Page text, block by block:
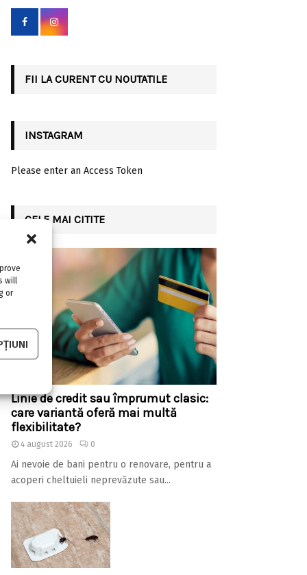
will
or
r
FII LA CURENT CU NOUTATILE
INSTAGRAM
Please enter an Access Token
CELE MAI CITITE
Linie de credit sau împrumut clasic:
care variantă oferă mai multă
flexibilitate?
4 august 2026 0
Ai nevoie de bani pentru o renovare, pentru a
acoperi cheltuieli neprevăzute sau...